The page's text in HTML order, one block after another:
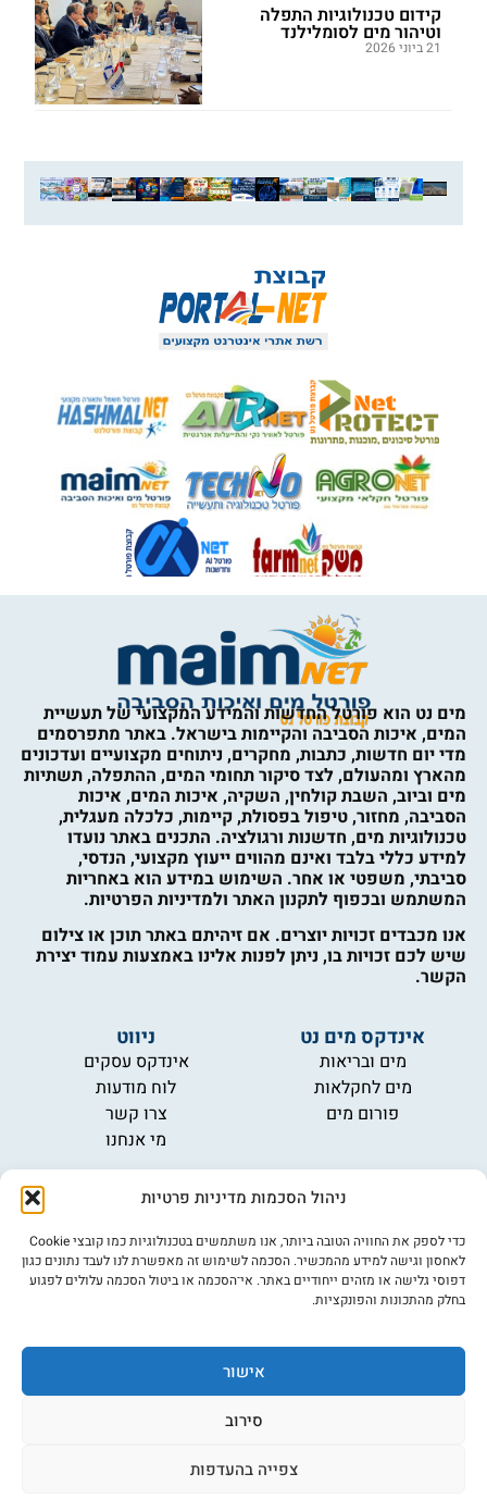
ניהול הסכמות מדיניות פרטיות
כדי לספק את החוויה הטובה ביותר, אנו משתמשים בטכנולוגיות כמו קובצי Cookie
לאחסון וגישה למידע מהמכשיר. הסכמה לשימוש זה מאפשרת לנו לעבד נתונים כגון
דפוסי גלישה או מזהים ייחודיים באתר. אי־הסכמה או ביטול הסכמה עלולים לפגוע
בחלק מהתכונות והפונקציות.
אישור
סירוב
צפייה בהעדפות
קידום טכנולוגיות התפלה
וטיהור מים לסומלילנד
21 ביוני 2026
מים נט הוא פורטל החדשות והמידע המקצועי של תעשיית
המים, איכות הסביבה והקיימות בישראל. באתר מתפרסמים
מדי יום חדשות, כתבות, מחקרים, ניתוחים מקצועיים ועדכונים
מהארץ ומהעולם, לצד סיקור תחומי המים, ההתפלה, תשתיות
מים וביוב, השבת קולחין, השקיה, איכות המים, איכות
הסביבה, מחזור, טיפול בפסולת, קיימות, כלכלה מעגלית,
טכנולוגיות מים, חדשנות ורגולציה. התכנים באתר נועדו
למידע כללי בלבד ואינם מהווים ייעוץ מקצועי, הנדסי,
סביבתי, משפטי או אחר. השימוש במידע הוא באחריות
המשתמש ובכפוף לתקנון האתר ולמדיניות הפרטיות.
אנו מכבדים זכויות יוצרים. אם זיהיתם באתר תוכן או צילום
שיש לכם זכויות בו, ניתן לפנות אלינו באמצעות עמוד יצירת
הקשר.
אינדקס מים נט
מים ובריאות
מים לחקלאות
פורום מים
ניווט
אינדקס עסקים
לוח מודעות
צרו קשר
מי אנחנו
מידע
תקנון
הרשמה לניוזלטר
פרסמו אצלנו
הצהרת נגישות
©כל הזכויות שמורות למים נט (נוסד בשנת 2007) אתר: דיביין